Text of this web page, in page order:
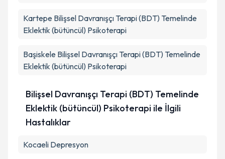
Kartepe Bilişsel Davranışçı Terapi (BDT) Temelinde
Eklektik (bütüncül) Psikoterapi
Başiskele Bilişsel Davranışçı Terapi (BDT) Temelinde
Eklektik (bütüncül) Psikoterapi
Bilişsel Davranışçı Terapi (BDT) Temelinde
Eklektik (bütüncül) Psikoterapi ile İlgili
Hastalıklar
Kocaeli Depresyon